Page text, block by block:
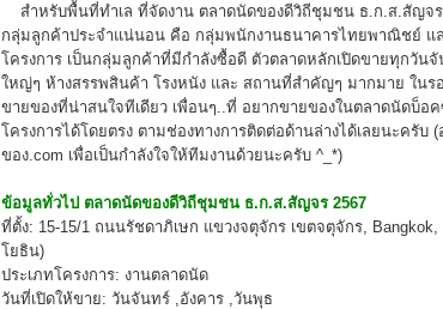
สำหรับพื้นที่ทำเล ที่จัดงาน ตลาดนัดของดีวิถีชุมชน ธ.ก.ส.สัญจร
กลุ่มลูกค้าประจำแน่นอน คือ กลุ่มพนักงานธนาคารไทยพาณิชย์ แ
โครงการ เป็นกลุ่มลูกค้าที่มีกำลังซื้อดี ตัวตลาดหลักเปิดขายทุกวัน
ใหญ่ๆ ห้างสรรพสินค้า โรงหนัง และ สถานที่สำคัญๆ มากมาย ในร
ขายของที่น่าสนใจทีเดียว เพื่อนๆ..ที่ อยากขายของในตลาดนัดบ็อ
โครงการได้โดยตรง ตามช่องทางการติดต่อด้านล่างได้เลยนะครับ
ของ.com เพื่อเป็นกำลังใจให้ทีมงานด้วยนะครับ ^_*)
ข้อมูลทั่วไป ตลาดนัดของดีวิถีชุมชน ธ.ก.ส.สัญจร 2567
ที่ตั้ง: 15-15/1 ถนนรัชดาภิเษก แขวงจตุจักร เขตจตุจักร, Bangkok,
โยธิน)
ประเภทโครงการ: งานตลาดนัด
วันที่เปิดให้ขาย: วันจันทร์ ,อังคาร ,วันพุธ